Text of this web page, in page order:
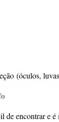
(óculos,
de encontrar e